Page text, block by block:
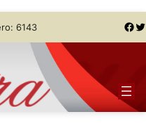
6143 Facebook Twitter